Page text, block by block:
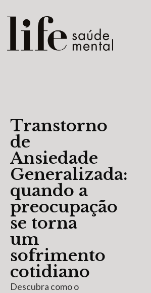
Transtorno
de
Ansiedade
Generalizada:
quando a
preocupação
se torna
um
sofrimento
cotidiano
Descubra como o